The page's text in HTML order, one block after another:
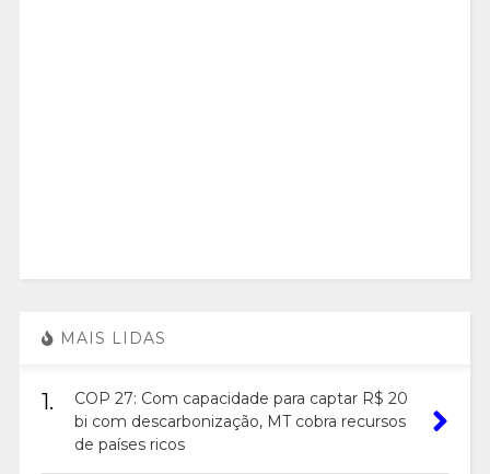
MAIS LIDAS
1.
COP 27: Com capacidade para captar R$ 20
bi com descarbonização, MT cobra recursos
de países ricos